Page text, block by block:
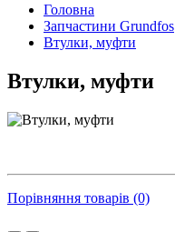
Головна
Запчастини Grundfos
Втулки, муфти
Втулки, муфти
Порівняння товарів (0)